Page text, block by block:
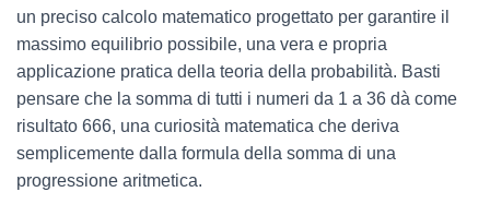
un preciso calcolo matematico progettato per garantire il
massimo equilibrio possibile, una vera e propria
applicazione pratica della teoria della probabilità. Basti
pensare che la somma di tutti i numeri da 1 a 36 dà come
risultato 666, una curiosità matematica che deriva
semplicemente dalla formula della somma di una
progressione aritmetica.